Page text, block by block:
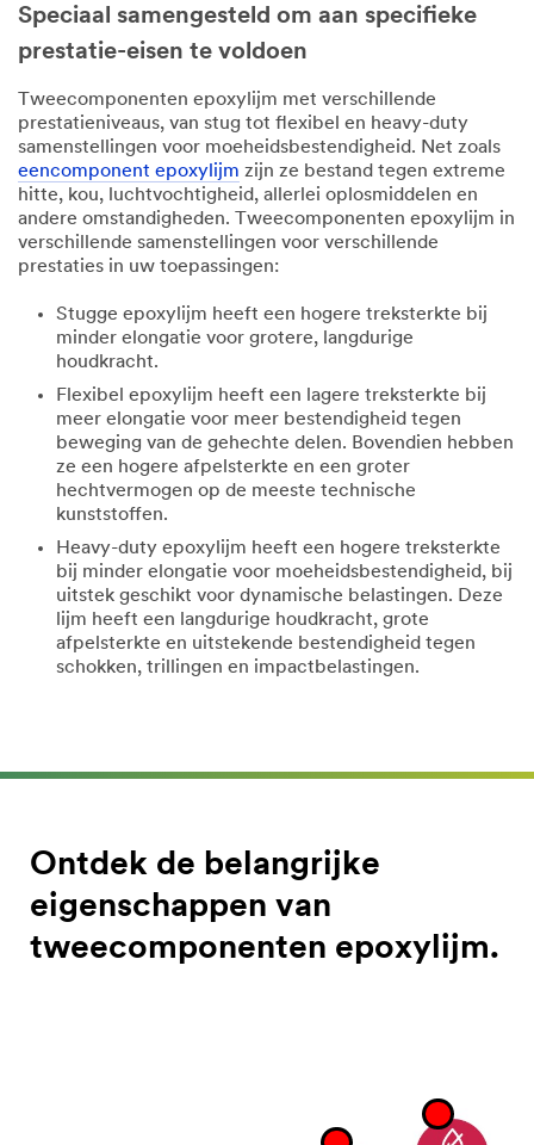
Speciaal samengesteld om aan specifieke
prestatie-eisen te voldoen
Tweecomponenten epoxylijm met verschillende
prestatieniveaus, van stug tot flexibel en heavy-duty
samenstellingen voor moeheidsbestendigheid. Net zoals
eencomponent epoxylijm zijn ze bestand tegen extreme
hitte, kou, luchtvochtigheid, allerlei oplosmiddelen en
andere omstandigheden. Tweecomponenten epoxylijm in
verschillende samenstellingen voor verschillende
prestaties in uw toepassingen:
Stugge epoxylijm heeft een hogere treksterkte bij
minder elongatie voor grotere, langdurige
houdkracht.
Flexibel epoxylijm heeft een lagere treksterkte bij
meer elongatie voor meer bestendigheid tegen
beweging van de gehechte delen. Bovendien hebben
ze een hogere afpelsterkte en een groter
hechtvermogen op de meeste technische
kunststoffen.
Heavy-duty epoxylijm heeft een hogere treksterkte
bij minder elongatie voor moeheidsbestendigheid, bij
uitstek geschikt voor dynamische belastingen. Deze
lijm heeft een langdurige houdkracht, grote
afpelsterkte en uitstekende bestendigheid tegen
schokken, trillingen en impactbelastingen.
Ontdek de belangrijke
eigenschappen van
tweecomponenten epoxylijm.